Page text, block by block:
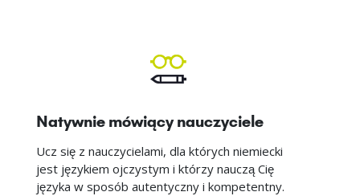
Natywnie mówiący nauczyciele
Ucz się z nauczycielami, dla których niemiecki
jest językiem ojczystym i którzy nauczą Cię
języka w sposób autentyczny i kompetentny.